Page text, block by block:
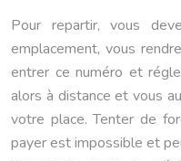
Pour repartir, vous
emplacement, vous
entrer ce numéro et
alors à distance et vous
votre place. Tenter de
payer est impossible et